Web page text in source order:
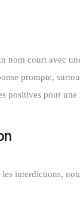
court avec
prompte,
positives pour
interdictions,